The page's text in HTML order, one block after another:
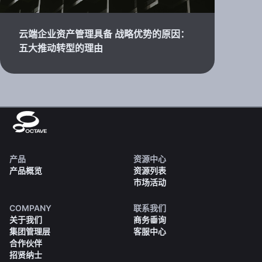
云端企业资产管理具备 战略优势的原因：
五大推动转型的理由
产品
产品概览
资源中心
资源列表
市场活动
COMPANY
关于我们
集团管理层
合作伙伴
招贤纳士
联系我们
商务垂询
客服中心